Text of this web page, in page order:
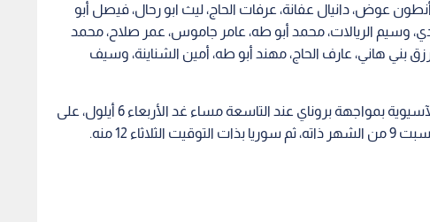
عوض، دانيال عفانة، عرفات الحاج، ليث ابو رحال، فيصل أبو
وسيم الريالات، محمد أبو طه، عامر جاموس، عمر صلاح، محمد
رزق بني هاني، عارف الحاج، مهند أبو طه، أمين الشناينة، وسيف
ويفتتح المنتخب الوطني مشاركته بالتصفيات الآسيوية بمواجهة بروناي عند التاسعة مساء غد الأربعاء 6 أيلول، على
12 منه.